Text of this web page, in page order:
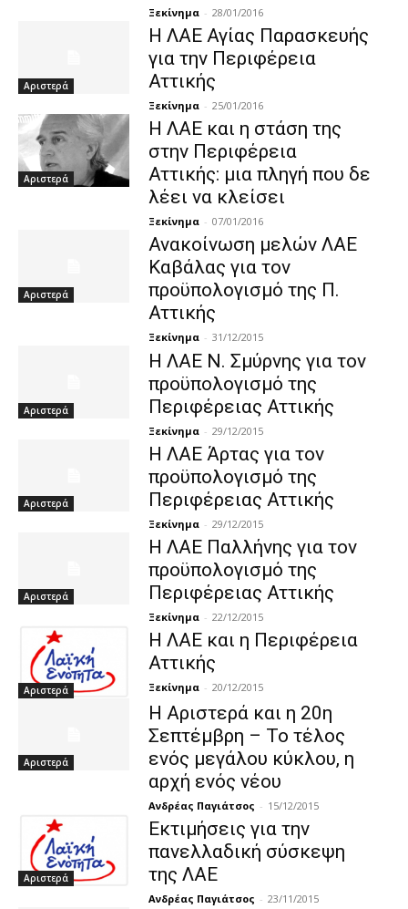
Ξεκίνημα - 28/01/2016
Αριστερά
Η ΛΑΕ Αγίας Παρασκευής
για την Περιφέρεια
Αττικής
Ξεκίνημα - 25/01/2016
Αριστερά
Η ΛΑΕ και η στάση της
στην Περιφέρεια
Αττικής: μια πληγή που δε
λέει να κλείσει
Ξεκίνημα - 07/01/2016
Αριστερά
Ανακοίνωση μελών ΛΑΕ
Καβάλας για τον
προϋπολογισμό της Π.
Αττικής
Ξεκίνημα - 31/12/2015
Αριστερά
Η ΛΑΕ Ν. Σμύρνης για τον
προϋπολογισμό της
Περιφέρειας Αττικής
Ξεκίνημα - 29/12/2015
Αριστερά
Η ΛΑΕ Άρτας για τον
προϋπολογισμό της
Περιφέρειας Αττικής
Ξεκίνημα - 29/12/2015
Αριστερά
Η ΛΑΕ Παλλήνης για τον
προϋπολογισμό της
Περιφέρειας Αττικής
Ξεκίνημα - 22/12/2015
Αριστερά
Η ΛΑΕ και η Περιφέρεια
Αττικής
Ξεκίνημα - 20/12/2015
Αριστερά
Η Αριστερά και η 20η
Σεπτέμβρη – Το τέλος
ενός μεγάλου κύκλου, η
αρχή ενός νέου
Ανδρέας Παγιάτσος - 15/12/2015
Αριστερά
Εκτιμήσεις για την
πανελλαδική σύσκεψη
της ΛΑΕ
Ανδρέας Παγιάτσος - 23/11/2015